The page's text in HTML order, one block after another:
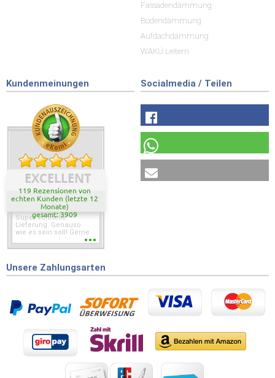
Fassadendämmung
Bodendämmung
Aufdachdämmung
WAKÜ Leitern
Kundenmeinungen
EXCELLENT
119 Rezensionen von
echten Kunden (letzte 12
Monate)
gesamt: 3909
Super schnelle
Lieferung. Genauso
wie es sein soll! Gerne
wieder wenn ich was
Socialmedia / Teilen
Unsere Zahlungsarten